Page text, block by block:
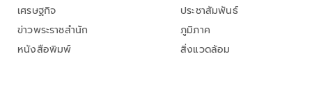
เศรษฐกิจ
ข่าวพระราชสำนัก
หนังสือพิมพ์
ประชาสัมพันธ์
ภูมิภาค
สิ่งแวดล้อม